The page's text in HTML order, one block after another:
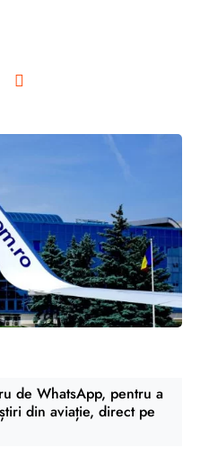
de WhatsApp, pentru a
din aviație, direct pe